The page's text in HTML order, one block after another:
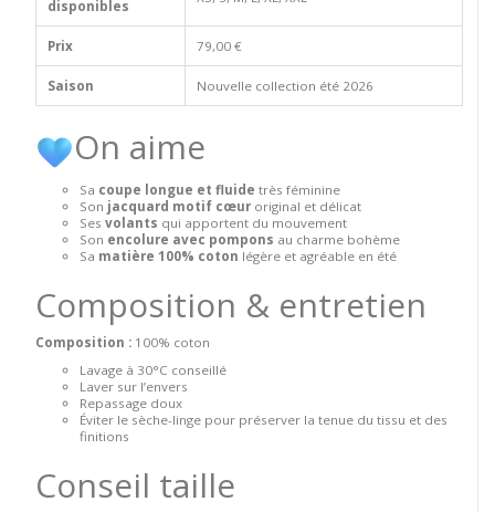
disponibles
Prix 79,00 €
Saison Nouvelle collection été 2026
On aime
Sa coupe longue et fluide très féminine
Son jacquard motif cœur original et délicat
Ses volants qui apportent du mouvement
Son encolure avec pompons au charme bohème
Sa matière 100% coton légère et agréable en été
Composition & entretien
Composition : 100% coton
Lavage à 30°C conseillé
Laver sur l’envers
Repassage doux
Éviter le sèche-linge pour préserver la tenue du tissu et des
finitions
Conseil taille